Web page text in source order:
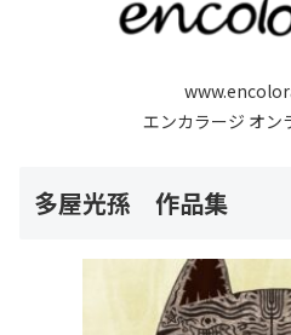
エンカラージ オン
多屋光孫 作品集